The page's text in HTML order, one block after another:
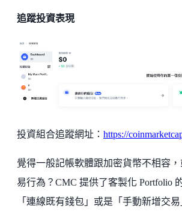
追蹤投資表現
投資組合追蹤網址： https://
覺得一般記帳軟體跟加密貨幣不相容
易行為？CMC 提供了客製化 Portfolio
「連線既有錢包」或是「手動新增交